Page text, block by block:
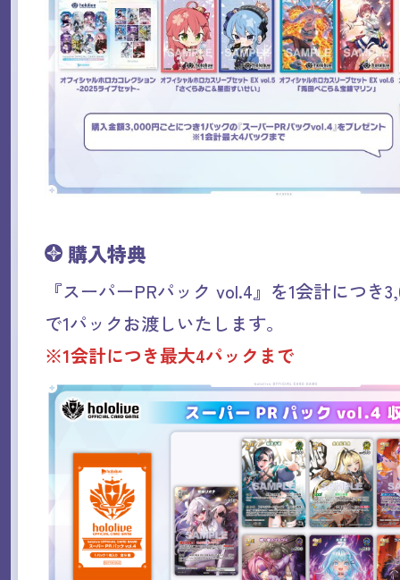
購入特典
『スーパーPRパック vol.4』を1会計につき
で1パックお渡しいたします。
※1会計につき最大4パックまで